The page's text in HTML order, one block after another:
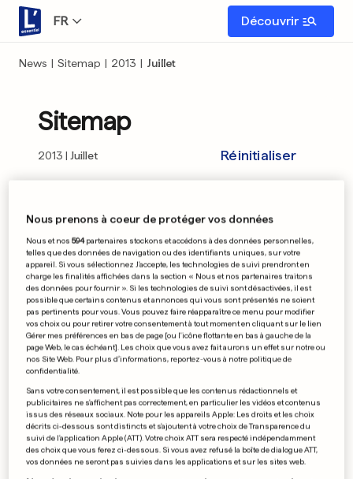
FR Découvrir
News | Sitemap | 2013 | Juillet
Sitemap
2013 Juillet Réinitialiser
10 11 12 13 14 15 16 17 18
19 20 21 22 23 24 25 26 27
28 29 30 31
Nous prenons à coeur de protéger vos données
Nous et nos594partenaires stockons et accédons à des données personnelles,
telles que des données de navigation ou des identifiants uniques, sur votre
appareil. Si vous sélectionnez J'accepte, les technologies de suivi prendront en
charge les finalités affichées dans la section « Nous et nos partenaires traitons
des données pour fournir ». Si les technologies de suivi sont désactivées, il est
possible que certains contenus et annonces qui vous sont présentés ne soient
pas pertinents pour vous. Vous pouvez faire réapparaître ce menu pour modifier
vos choix ou pour retirer votre consentement à tout moment en cliquant sur le lien
Gérer mes préférences en bas de page [ou l'icône flottante en bas à gauche de la
page Web, le cas échéant]. Les choix que vous avez fait aurons un effet sur notre ou
nos Site Web. Pour plus d’informations, reportez-vous à notre politique de
confidentialité.
Sans votre consentement, il est possible que les contenus rédactionnels et
publicitaires ne s'affichent pas correctement, en particulier les vidéos et contenus
issus des réseaux sociaux. Note pour les appareils Apple: Les droits et les choix
décrits ci-dessous sont distincts et s'ajoutent à votre choix de Transparence du
suivi de l'application Apple (ATT). Votre choix ATT sera respecté indépendamment
des choix que vous ferez ci-dessous. Si vous avez refusé la boîte de dialogue ATT,
vos données ne seront pas suivies dans les applications et sur les sites web.